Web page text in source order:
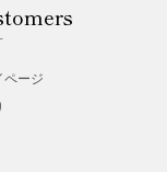
ページ